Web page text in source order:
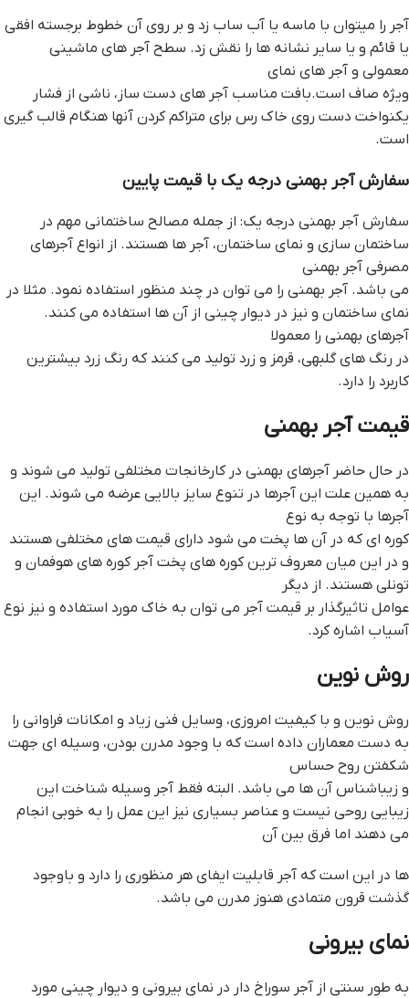
آجر را میتوان با ماسه یا آب ساب زد و بر روی آن خطوط برجسته افقی
یا قائم و یا سایر نشانه ها را نقش زد. سطح آجر های ماشینی
معمولی و آجر های نمای
ویژه صاف است.بافت مناسب آجر های دست ساز، ناشی از فشار
یکنواخت دست روی خاک رس برای متراکم کردن آنها هنگام قالب گیری
است.
سفارش آجر بهمنی درجه یک با قیمت پایین
سفارش آجر بهمنی درجه یک: از جمله مصالح ساختمانی مهم در
ساختمان سازی و نمای ساختمان، آجر ها هستند. از انواع آجرهای
مصرفی آجر بهمنی
می باشد. آجر بهمنی را می توان در چند منظور استفاده نمود. مثلا در
نمای ساختمان و نیز در دیوار چینی از آن ها استفاده می کنند.
آجرهای بهمنی را معمولا
در رنگ های گلبهی، قرمز و زرد تولید می کنند که رنگ زرد بیشترین
کاربرد را دارد.
قیمت آجر بهمنی
در حال حاضر آجرهای بهمنی در کارخانجات مختلفی تولید می شوند و
به همین علت این آجرها در تنوع سایز بالایی عرضه می شوند. این
آجرها با توجه به نوع
کوره ای که در آن ها پخت می شود دارای قیمت های مختلفی هستند
و در این میان معروف ترین کوره های پخت آجر کوره های هوفمان و
تونلی هستند. از دیگر
عوامل تاثیرگذار بر قیمت آجر می توان به خاک مورد استفاده و نیز نوع
آسیاب اشاره کرد.
روش نوین
روش نوین و با کیفیت امروزی، وسایل فنی زیاد و امکانات فراوانی را
به دست معماران داده است که با وجود مدرن بودن، وسیله ای جهت
شکفتن روح حساس
و زیباشناس آن ها می باشد. البته فقط آجر وسیله شناخت این
زیبایی روحی نیست و عناصر بسیاری نیز این عمل را به خوبی انجام
می دهند اما فرق بین آن
ها در این است که آجر قابلیت ایفای هر منظوری را دارد و باوجود
گذشت قرون متمادی هنوز مدرن می باشد.
نمای بیرونی
به طور سنتی از آجر سوراخ‌ دار در نمای بیرونی و دیوار چینی مورد